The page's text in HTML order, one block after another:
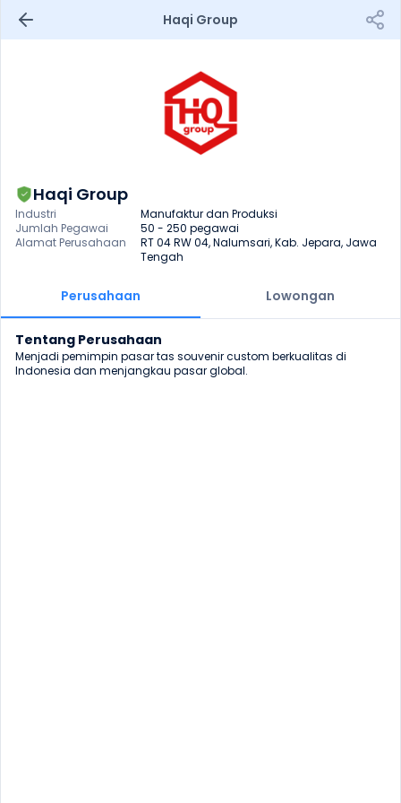
Haqi Group
Haqi Group
Industri
Manufaktur dan Produksi
Jumlah Pegawai
50 - 250 pegawai
Alamat Perusahaan
RT 04 RW 04, Nalumsari, Kab. Jepara, Jawa
Tengah
Perusahaan Lowongan
Tentang Perusahaan
Menjadi pemimpin pasar tas souvenir custom berkualitas di
Indonesia dan menjangkau pasar global.